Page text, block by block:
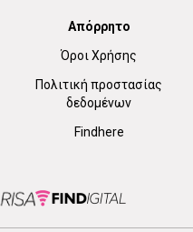
Απόρρητο
Όροι Χρήσης
Πολιτική προστασίας
δεδομένων
Findhere